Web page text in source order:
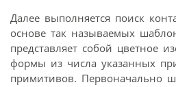
Далее выполняется поиск
основе так называемых
представляет собой цветное
формы из числа указанных
примитивов. Первоначально